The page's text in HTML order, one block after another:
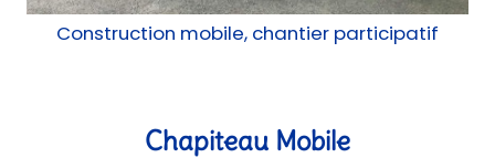
Construction mobile, chantier participatif
Chapiteau Mobile